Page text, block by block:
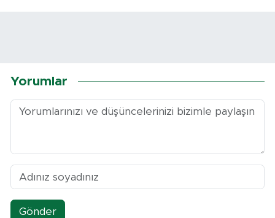
Yorumlar
Gönder